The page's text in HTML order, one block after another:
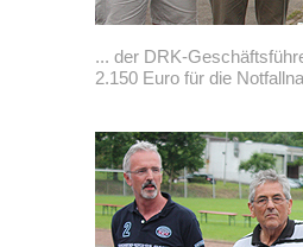
... der DRK-
2.150 Euro für die